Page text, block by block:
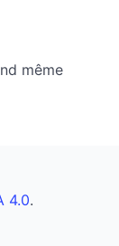
même
4.0.